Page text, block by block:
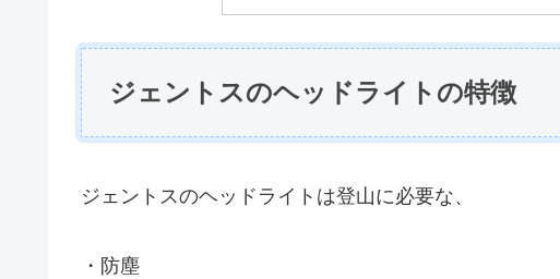
ジェントスのヘッドライトの特徴
ジェントスのヘッドライトは登山に必要な、
・防塵